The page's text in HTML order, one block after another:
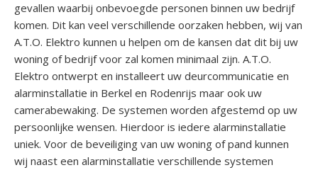
gevallen waarbij onbevoegde personen binnen uw bedrijf
komen. Dit kan veel verschillende oorzaken hebben, wij van
A.T.O. Elektro kunnen u helpen om de kansen dat dit bij uw
woning of bedrijf voor zal komen minimaal zijn. A.T.O.
Elektro ontwerpt en installeert uw deurcommunicatie en
alarminstallatie in Berkel en Rodenrijs maar ook uw
camerabewaking. De systemen worden afgestemd op uw
persoonlijke wensen. Hierdoor is iedere alarminstallatie
uniek. Voor de beveiliging van uw woning of pand kunnen
wij naast een alarminstallatie verschillende systemen